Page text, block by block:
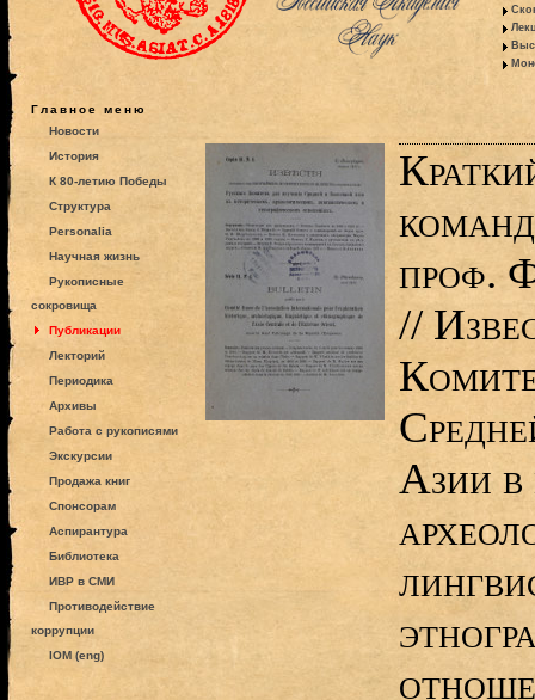
Главное меню
Новости
История
К 80-летию Победы
Структура
Personalia
Научная жизнь
Рукописные
сокровища
Публикации
Лекторий
Периодика
Архивы
Работа с рукописями
Экскурсии
Продажа книг
Спонсорам
Аспирантура
Библиотека
ИВР в СМИ
Противодействие
коррупции
IOM (eng)
проф.
//
Азии в